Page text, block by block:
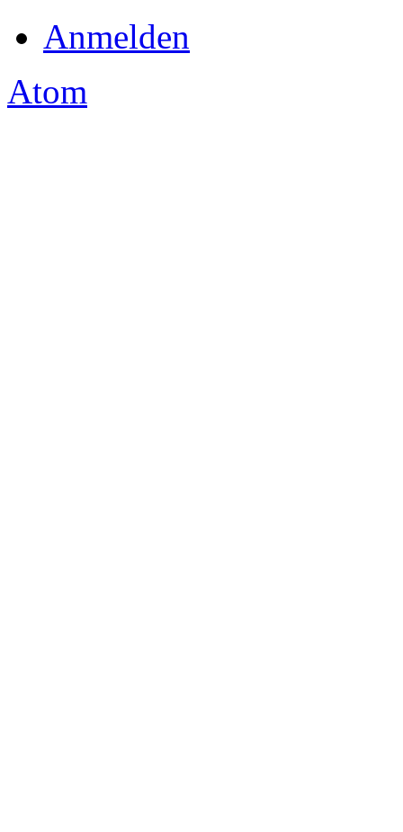
Anmelden
Atom